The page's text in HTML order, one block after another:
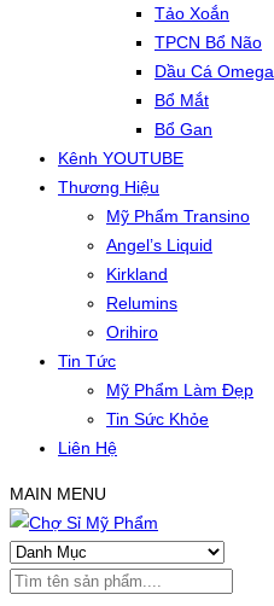
Tảo Xoắn
TPCN Bổ Não
Dầu Cá Omega
Bổ Mắt
Bổ Gan
Kênh YOUTUBE
Thương Hiệu
Mỹ Phẩm Transino
Angel’s Liquid
Kirkland
Relumins
Orihiro
Tin Tức
Mỹ Phẩm Làm Đẹp
Tin Sức Khỏe
Liên Hệ
MAIN MENU